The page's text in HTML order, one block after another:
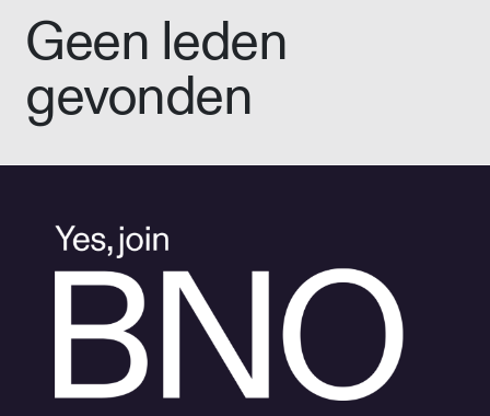
Geen leden
gevonden